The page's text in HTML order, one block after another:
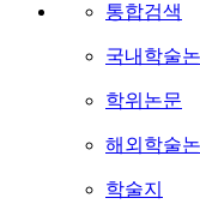
통합검색
국내학술
학위논문
해외학술
학술지